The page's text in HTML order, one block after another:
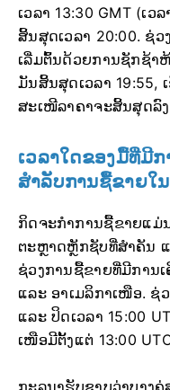
ເວລາ 13:30 GMT (ເ
ສິ້ນສຸດເວລາ 20:00. ຊ່
ເລີ່ມຕົ້ນດ້ວຍການຊັກຊ້າຫ້
ມັນສິ້ນສຸດເວລາ 19:55,
ສະເໜີລາຄາຈະສິ້ນສຸດລົງ
ເວລາໃດຂອງມື້ທີ່ມີ
ສຳລັບການຊື້ຂາຍໃ
ກິດຈະກຳການຊື້ຂາຍແມ່
ຕະຫຼາດຫຼັກຊັບທີ່ສຳຄັນ
ຊ່ວງການຊື້ຂາຍທີ່ມີການ
ແລະ ອາເມລິກາເໜືອ. ຊ່
ແລະ ປິດເວລາ 15:00
ເໜືອມີຕັ້ງແຕ່ 13:00
ກະລຸນາຮັບຊາບວ່າບາງ